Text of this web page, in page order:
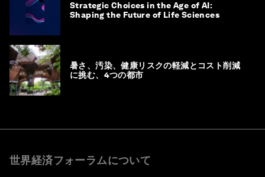
Strategic Choices in the Age of AI:
Shaping the Future of Life Sciences
暑さ、汚染、健康リスクの軽減とコスト削減
に挑む、4つの都市
世界経済フォーラムについて